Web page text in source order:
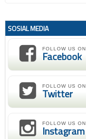
SOSIAL MEDIA
FOLLOW US ON
Facebook
FOLLOW US ON
Twitter
FOLLOW US ON
Instagram